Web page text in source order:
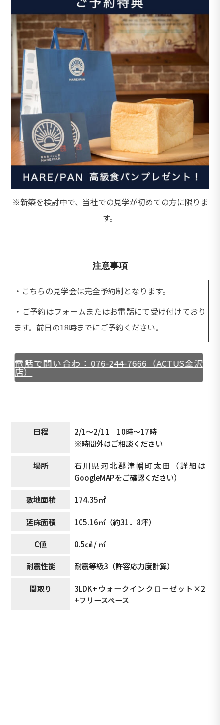
※新築を検討中で、当社での見学が初めての方に限りま
す。
注意事項
・こちらの見学会は完全予約制となります。
・ご予約はフォームまたはお電話にて受け付けており
ます。前日の18時までにご予約ください。
電話で問い合わ：076-244-7666（ACTUS金沢
店）
日程
2/1〜2/11 10時〜17時
※時間外はご相談ください
場所
石川県河北郡津幡町太田（詳細は
GoogleMAPをご確認ください）
敷地面積 174.35㎡
延床面積 105.16㎡（約31．8坪）
C値 0.5㎠ / ㎡
耐震性能 耐震等級3（許容応力度計算）
間取り
3LDK+ウォークインクローゼット×2
+フリースペース